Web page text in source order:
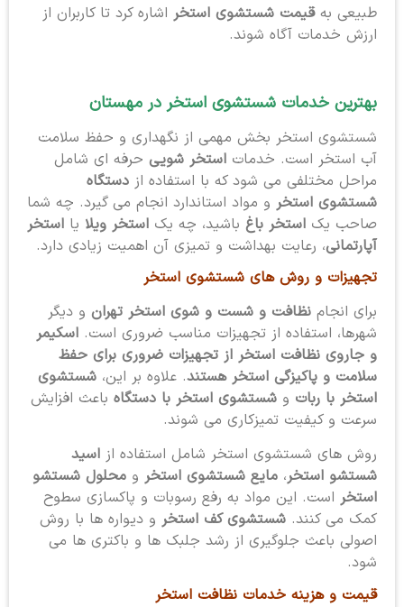
طبیعی به قیمت شستشوی استخراشاره کرد تا کاربران از
ارزش خدمات آگاه شوند.
بهترین خدمات شستشوی استخر در مهستان
شستشوی استخر بخش مهمی از نگهداری و حفظ سلامت
آب استخر است. خدمات استخر شوییحرفه ای شامل
مراحل مختلفی می شود که با استفاده از دستگاه
شستشوی استخرو مواد استاندارد انجام می گیرد. چه شما
صاحب یک استخر باغباشید، چه یک استخر ویلایا استخر
آپارتمانی، رعایت بهداشت و تمیزی آن اهمیت زیادی دارد.
تجهیزات و روش های شستشوی استخر
برای انجام نظافت و شست و شوی استخر تهرانو دیگر
شهرها، استفاده از تجهیزات مناسب ضروری است. اسکیمر
و جاروی نظافت استخر از تجهیزات ضروری برای حفظ
سلامت و پاکیزگی استخر هستند. علاوه بر این، شستشوی
استخر با رباتو شستشوی استخر با دستگاهباعث افزایش
سرعت و کیفیت تمیزکاری می شوند.
روش های شستشوی استخر شامل استفاده از اسید
شستشو استخر، مایع شستشوی استخرو محلول شستشو
استخراست. این مواد به رفع رسوبات و پاکسازی سطوح
کمک می کنند. شستشوی کف استخرو دیواره ها با روش
اصولی باعث جلوگیری از رشد جلبک ها و باکتری ها می
شود.
قیمت و هزینه خدمات نظافت استخر